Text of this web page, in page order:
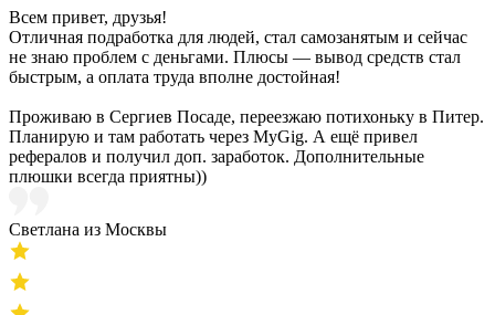
Всем привет, друзья!
Отличная подработка для людей, стал самозанятым и сейчас
не знаю проблем с деньгами. Плюсы — вывод средств стал
быстрым, а оплата труда вполне достойная!
Проживаю в Сергиев Посаде, переезжаю потихоньку в Питер.
Планирую и там работать через MyGig. А ещё привел
рефералов и получил доп. заработок. Дополнительные
плюшки всегда приятны))
Светлана из Москвы